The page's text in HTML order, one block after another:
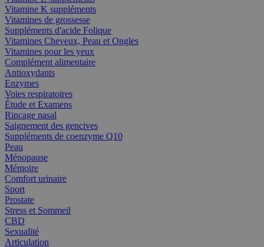
Vitamine K suppléments
Vitamines de grossesse
Suppléments d'acide Folique
Vitamines Cheveux, Peau et Ongles
Vitamines pour les yeux
Complément alimentaire
Antioxydants
Enzymes
Voies respiratoires
Étude et Examens
Rincage nasal
Saignement des gencives
Suppléments de coenzyme Q10
Peau
Ménopause
Mémoire
Comfort urinaire
Sport
Prostate
Stress et Sommeil
CBD
Sexualité
Articulation